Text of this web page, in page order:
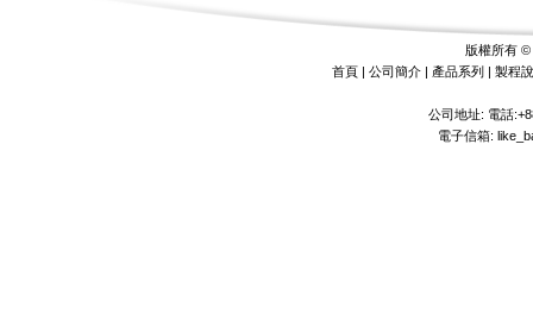
版權所有
首頁 | 公司簡介| 產品系列 | 製程
公司地址: 電話
電子信箱: